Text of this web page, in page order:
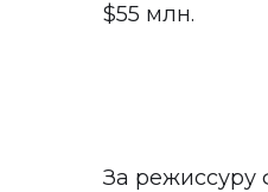
$55 млн.
За режиссуру